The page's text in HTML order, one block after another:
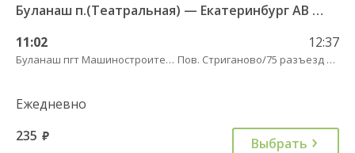
Буланаш п.(Театральная) — Екатеринбург АВ Северный 523
11:02
Буланаш пгт Машиностроителей
12:37
Пов. Стриганово/75 разъезд трасса
Ежедневно
235 руб. Выбрать